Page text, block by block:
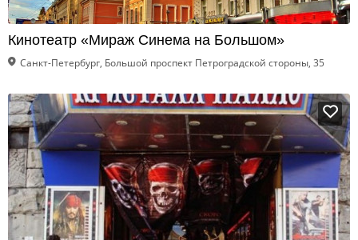
Кинотеатр «Мираж Синема на Большом»
Санкт-Петербург, Большой проспект Петроградской стороны, 35